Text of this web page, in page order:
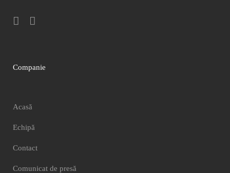
Companie
Acasă
Echipă
Contact
Comunicat de presă